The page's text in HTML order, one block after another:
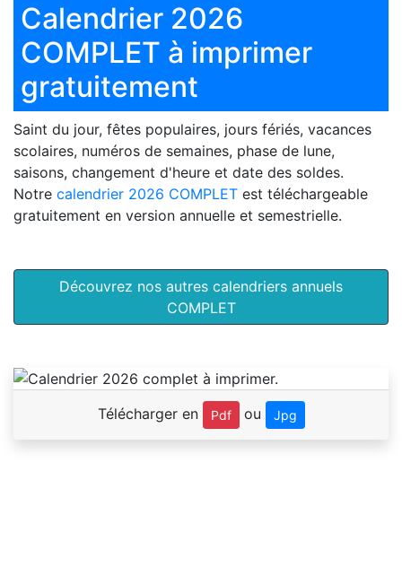
Calendrier 2026
COMPLET à imprimer
gratuitement
Saint du jour, fêtes populaires, jours fériés, vacances
scolaires, numéros de semaines, phase de lune,
saisons, changement d'heure et date des soldes.
Notre calendrier 2026 COMPLET est téléchargeable
gratuitement en version annuelle et semestrielle.
Découvrez nos autres calendriers annuels
COMPLET
Télécharger en Pdf ou Jpg